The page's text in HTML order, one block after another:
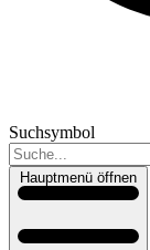
Suchsymbol
Hauptmenü öffnen